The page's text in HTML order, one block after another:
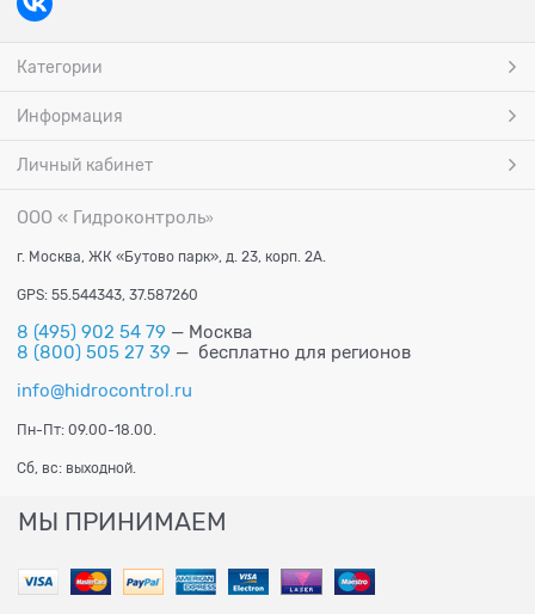
Категории
Информация
Личный кабинет
ООО « Гидроконтроль»
г. Москва, ЖК «Бутово парк», д. 23, корп. 2А.
GPS: 55.544343, 37.587260
8 (495) 902 54 79 — Москва
8 (800) 505 27 39 — бесплатно для регионов
info@hidrocontrol.ru
Пн-Пт: 09.00-18.00.
Сб, вс: выходной.
МЫ ПРИНИМАЕМ